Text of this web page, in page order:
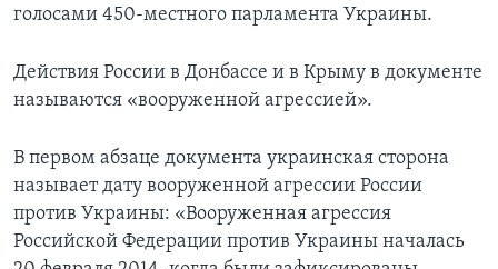
голосами 450-местного парламента Украины.
Действия России в Донбассе и в Крыму в документе
называются «вооруженной агрессией».
В первом абзаце документа украинская сторона
называет дату вооруженной агрессии России
против Украины: «Вооруженная агрессия
Российской Федерации против Украины началась